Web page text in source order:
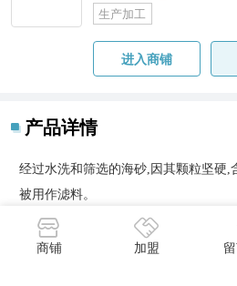
生产加工
进入商铺
产品详情
经过水洗和筛选的海砂,因其颗粒坚硬,
被用作滤料。
饮用水处理：用于去除水中的悬浮物,
污水处理：在污水处理厂的生物滤池
泳池与景观水过滤：因其颗粒结构稳
商铺 加盟